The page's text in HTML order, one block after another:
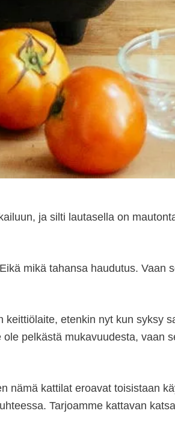
ja silti lautasella on
mikä tahansa haudutus.
etenkin nyt kun syksy
pelkästä mukavuudesta, vaan
nämä kattilat eroavat toisistaan
Tarjoamme kattavan